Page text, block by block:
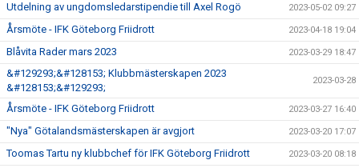
Utdelning av ungdomsledarstipendie till Axel Rogö 2023-05-02 09:27
Årsmöte - IFK Göteborg Friidrott 2023-04-18 19:04
Blåvita Rader mars 2023 2023-03-29 18:47
&#129293;&#128153; Klubbmästerskapen 2023
&#128153;&#129293;
2023-03-28
Årsmöte - IFK Göteborg Friidrott 2023-03-27 16:40
"Nya" Götalandsmästerskapen är avgjort 2023-03-20 17:07
Toomas Tartu ny klubbchef för IFK Göteborg Friidrott 2023-03-20 08:18